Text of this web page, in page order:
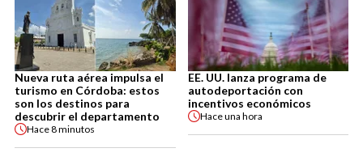
Nueva ruta aérea impulsa el
turismo en Córdoba: estos
son los destinos para
descubrir el departamento
Hace8 minutos
EE. UU. lanza programa de
autodeportación con
incentivos económicos
Haceuna hora